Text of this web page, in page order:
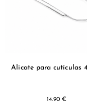
Alicate para cutículas
14,90€